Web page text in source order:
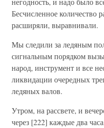
Бесчисленное количество
расширяли, выравнивали.
Мы следили за ледяным
сигнальным порядком
народ, инструмент и все
ликвидации очередных
ледяных валов.
Утром, на рассвете, и
через [222] каждые два